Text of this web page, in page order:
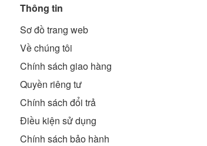
Thông tin
Sơ đồ trang web
Về chúng tôi
Chính sách giao hàng
Quyền riêng tư
Chính sách đổi trả
Điều kiện sử dụng
Chính sách bảo hành